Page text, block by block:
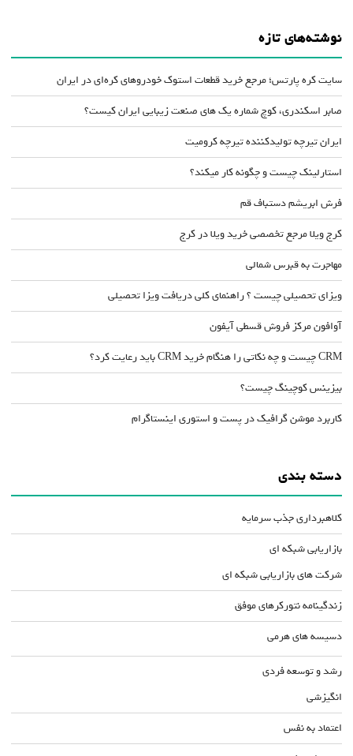
نوشته‌های تازه
سایت کره پارتس؛ مرجع خرید قطعات استوک خودروهای کره‌ای در ایران
صابر اسکندری، کوچ شماره یک های صنعت زیبایی ایران کیست؟
ایران تیرچه تولیدکننده تیرچه کرومیت
استارلینک چیست و چگونه کار میکند؟
فرش ابریشم دستباف قم
کرج ویلا مرجع تخصصی خرید ویلا در کرج
مهاجرت به قبرس شمالی
ویزای تحصیلی چیست ؟ راهنمای کلی دریافت ویزا تحصیلی
آوافون مرکز فروش قسطی آیفون
CRM چیست و چه نکاتی را هنگام خرید CRM باید رعایت کرد؟
بیزینس کوچینگ چیست؟
کاربرد موشن گرافیک در پست و استوری اینستاگرام
دسته بندی
کلاهبرداری جذب سرمایه
بازاریابی شبکه ای
شرکت های بازاریابی شبکه ای
زندگینامه نتورکرهای موفق
دسیسه های هرمی
رشد و توسعه فردی
انگیزشی
اعتماد به نفس